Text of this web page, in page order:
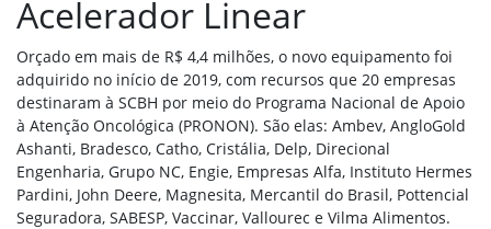
Acelerador Linear
Orçado em mais de R$ 4,4 milhões, o novo equipamento foi
adquirido no início de 2019, com recursos que 20 empresas
destinaram à SCBH por meio do Programa Nacional de Apoio
à Atenção Oncológica (PRONON). São elas: Ambev, AngloGold
Ashanti, Bradesco, Catho, Cristália, Delp, Direcional
Engenharia, Grupo NC, Engie, Empresas Alfa, Instituto Hermes
Pardini, John Deere, Magnesita, Mercantil do Brasil, Pottencial
Seguradora, SABESP, Vaccinar, Vallourec e Vilma Alimentos.